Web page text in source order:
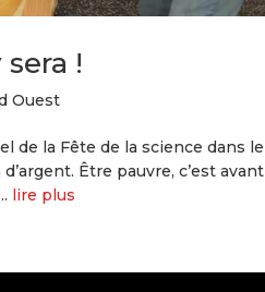
!
Ouest
de la Fête de la science dans le
Être pauvre, c’est avant
lire plus